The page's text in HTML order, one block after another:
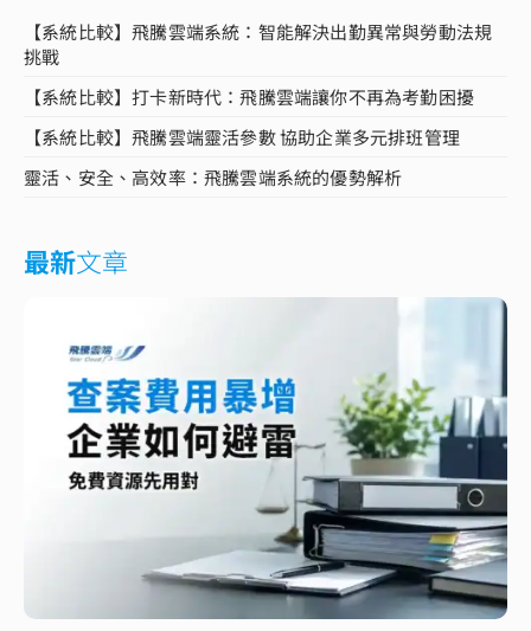
【系統比較】飛騰雲端系統：智能解決出勤異常與勞動法規
挑戰
【系統比較】打卡新時代：飛騰雲端讓你不再為考勤困擾
【系統比較】飛騰雲端靈活參數 協助企業多元排班管理
靈活、安全、高效率：飛騰雲端系統的優勢解析
最新文章